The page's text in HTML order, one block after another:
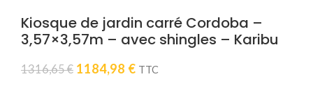
Kiosque de jardin carré Cordoba –
3,57×3,57m – avec shingles – Karibu
1316,65€ Le
1184,98 €Le
TTC